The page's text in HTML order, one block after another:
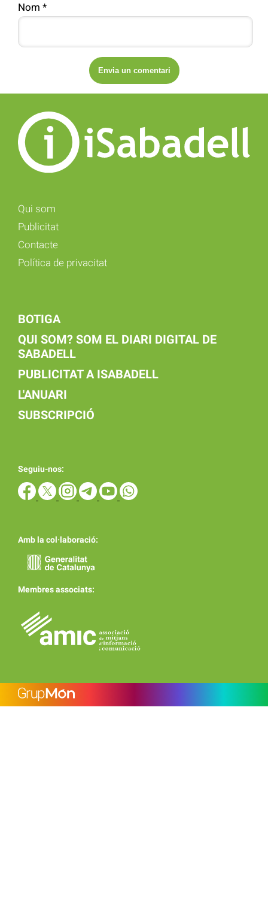
Nom *
Qui som
Publicitat
Contacte
Política de privacitat
BOTIGA
QUI SOM? SOM EL DIARI DIGITAL DE
SABADELL
PUBLICITAT A ISABADELL
L'ANUARI
SUBSCRIPCIÓ
Seguiu-nos:
Amb la col·laboració:
Membres associats: